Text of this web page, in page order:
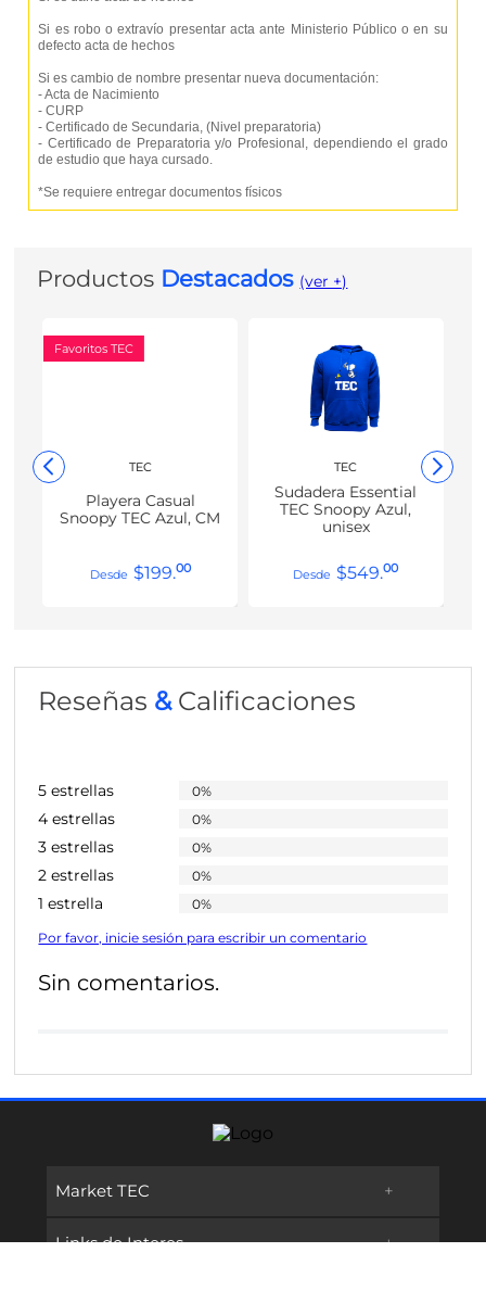
Si es robo o extravío presentar acta ante Ministerio Público o en su
defecto acta de hechos
Si es cambio de nombre presentar nueva documentación:
- Acta de Nacimiento
- CURP
- Certificado de Secundaria, (Nivel preparatoria)
- Certificado de Preparatoria y/o Profesional, dependiendo el grado
de estudio que haya cursado.
*Se requiere entregar documentos físicos
Productos Destacados (ver +)
Favoritos TEC
TEC
Playera Casual
Snoopy TEC Azul, CM
$199.00
TEC
Sudadera Essential
TEC Snoopy Azul,
unisex
$549.00
Reseñas &Calificaciones
5 estrellas 0%
4 estrellas 0%
3 estrellas 0%
2 estrellas 0%
1 estrella 0%
Por favor, inicie sesión para escribir un comentario
Sin comentarios.
Market TEC +
Promociones
Links de Interes +